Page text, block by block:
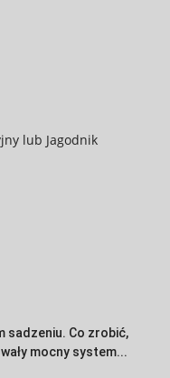
lub Jagodnik
sadzeniu. Co zrobić,
mocny system...